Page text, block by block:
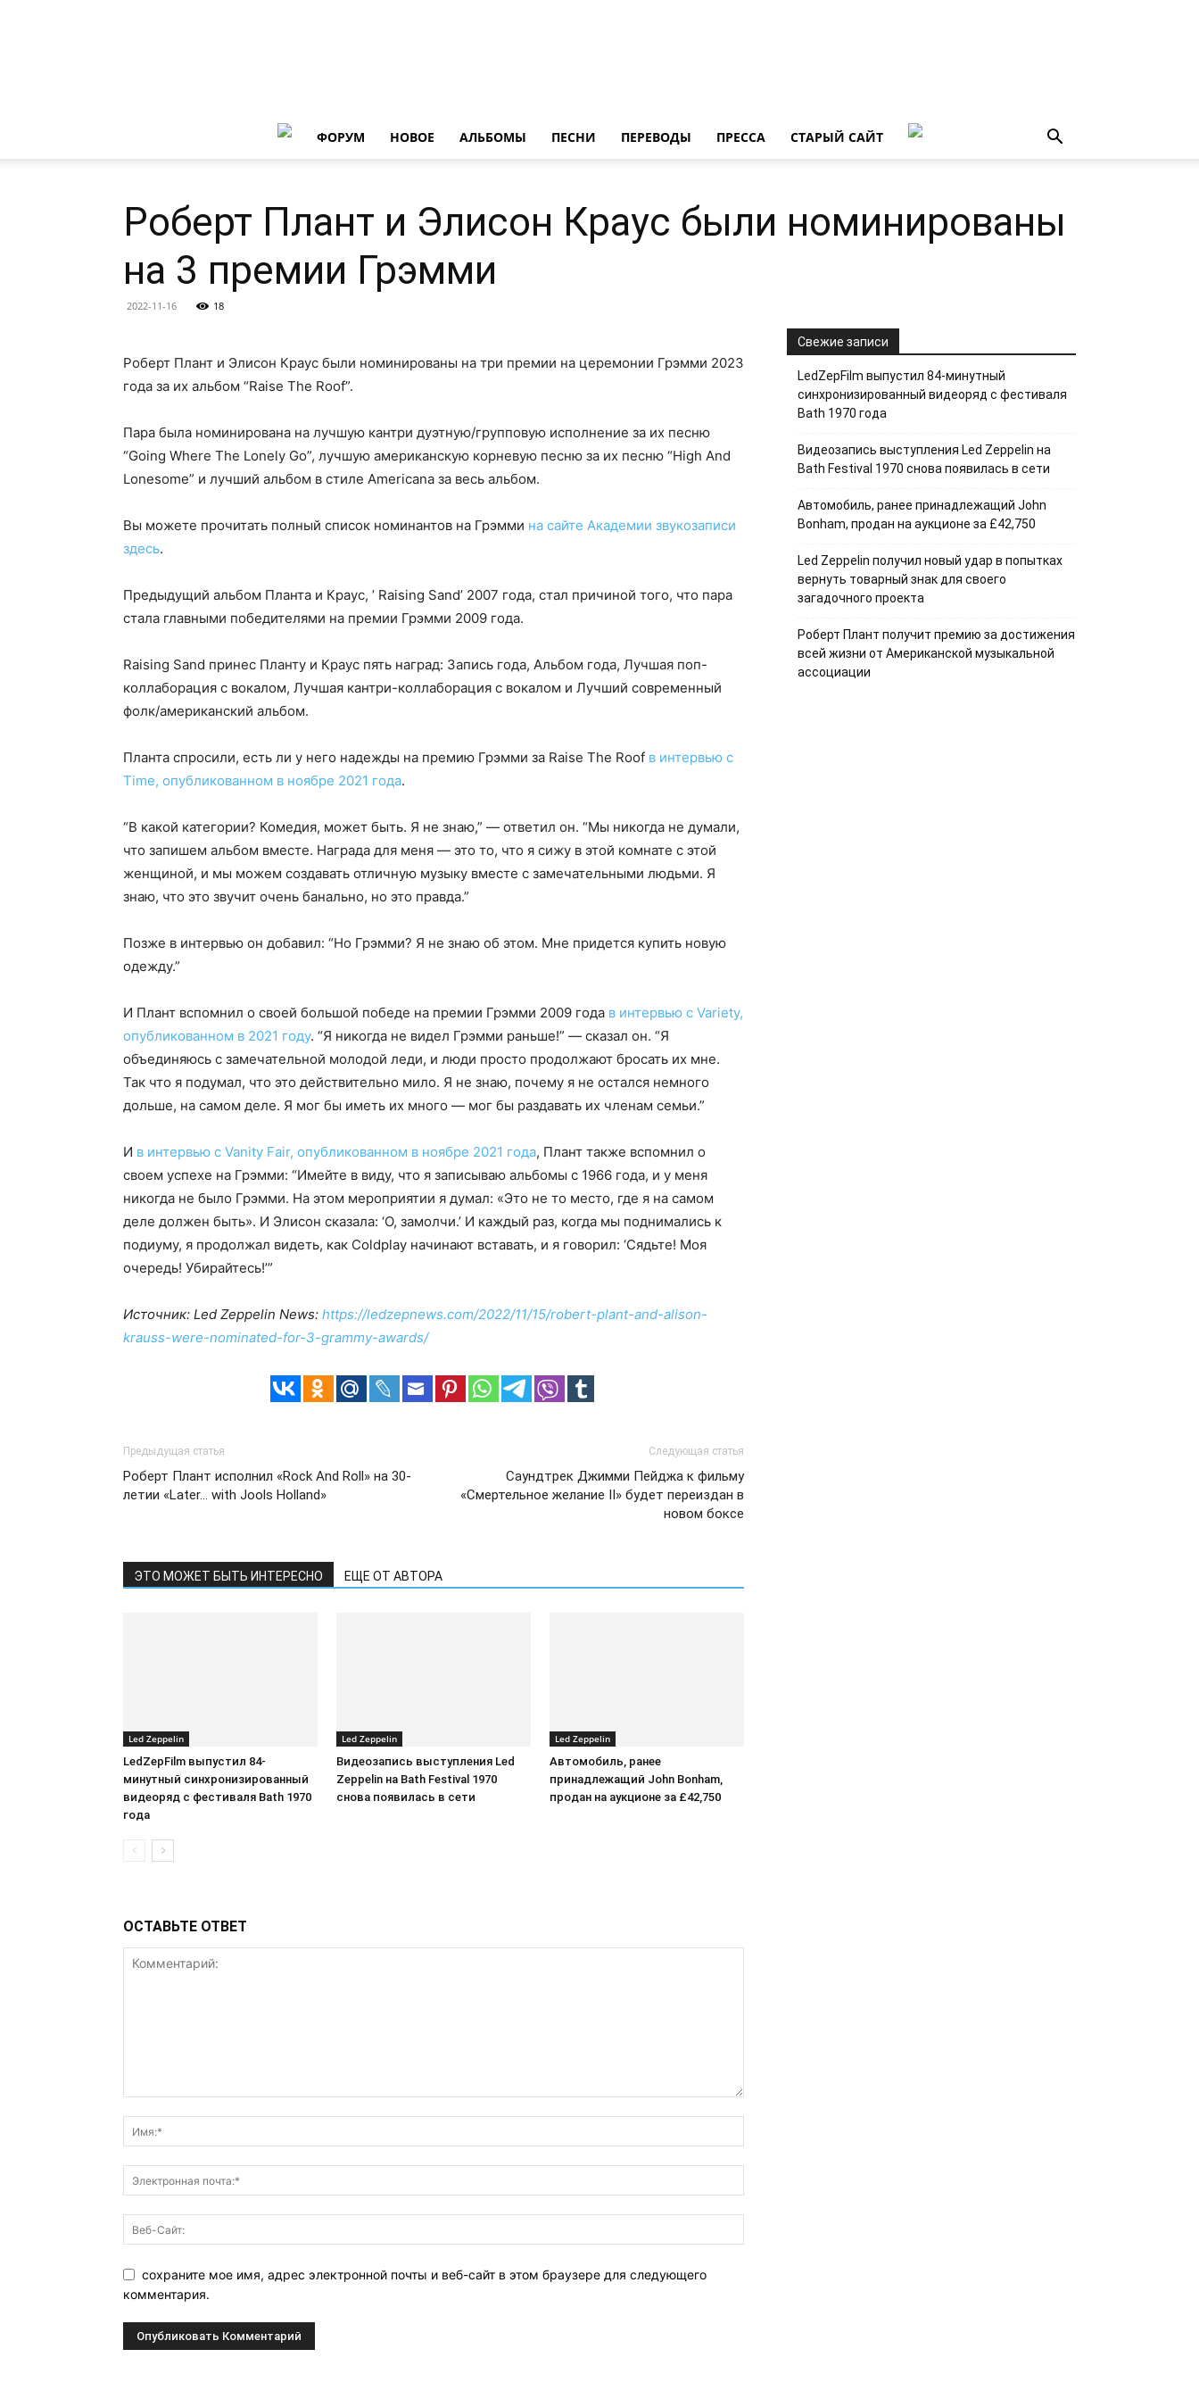
ФОРУМ НОВОE АЛЬБОМЫ ПЕСНИ ПЕРЕВОДЫ ПРЕССА СТАРЫЙ САЙТ
Роберт Плант и Элисон Краус были номинированы
на 3 премии Грэмми
2022-11-16 18
Роберт Плант и Элисон Краус были номинированы на три премии на церемонии Грэмми 2023
года за их альбом “Raise The Roof”.
Пара была номинирована на лучшую кантри дуэтную/групповую исполнение за их песню
“Going Where The Lonely Go”, лучшую американскую корневую песню за их песню “High And
Lonesome” и лучший альбом в стиле Americana за весь альбом.
Вы можете прочитать полный список номинантов на Грэмми на сайте Академии звукозаписи
здесь.
Предыдущий альбом Планта и Краус, ’ Raising Sand’ 2007 года, стал причиной того, что пара
стала главными победителями на премии Грэмми 2009 года.
Raising Sand принес Планту и Краус пять наград: Запись года, Альбом года, Лучшая поп-
коллаборация с вокалом, Лучшая кантри-коллаборация с вокалом и Лучший современный
фолк/американский альбом.
Планта спросили, есть ли у него надежды на премию Грэмми за Raise The Roof в интервью с
Time, опубликованном в ноябре 2021 года.
“В какой категории? Комедия, может быть. Я не знаю,” — ответил он. “Мы никогда не думали,
что запишем альбом вместе. Награда для меня — это то, что я сижу в этой комнате с этой
женщиной, и мы можем создавать отличную музыку вместе с замечательными людьми. Я
знаю, что это звучит очень банально, но это правда.”
Позже в интервью он добавил: “Но Грэмми? Я не знаю об этом. Мне придется купить новую
одежду.”
И Плант вспомнил о своей большой победе на премии Грэмми 2009 года в интервью с Variety,
опубликованном в 2021 году. “Я никогда не видел Грэмми раньше!” — сказал он. “Я
объединяюсь с замечательной молодой леди, и люди просто продолжают бросать их мне.
Так что я подумал, что это действительно мило. Я не знаю, почему я не остался немного
дольше, на самом деле. Я мог бы иметь их много — мог бы раздавать их членам семьи.”
И в интервью с Vanity Fair, опубликованном в ноябре 2021 года, Плант также вспомнил о
своем успехе на Грэмми: “Имейте в виду, что я записываю альбомы с 1966 года, и у меня
никогда не было Грэмми. На этом мероприятии я думал: «Это не то место, где я на самом
деле должен быть». И Элисон сказала: ‘О, замолчи.’ И каждый раз, когда мы поднимались к
подиуму, я продолжал видеть, как Coldplay начинают вставать, и я говорил: ‘Сядьте! Моя
очередь! Убирайтесь!’”
Источник: Led Zeppelin News: https://ledzepnews.com/2022/11/15/robert-plant-and-alison-
krauss-were-nominated-for-3-grammy-awards/
Предыдущая статья
Роберт Плант исполнил «Rock And Roll» на 30-
летии «Later… with Jools Holland»
Следующая статья
Саундтрек Джимми Пейджа к фильму
«Смертельное желание II» будет переиздан в
новом боксе
ЭТО МОЖЕТ БЫТЬ ИНТЕРЕСНО ЕЩЕ ОТ АВТОРА
Led Zeppelin
LedZepFilm выпустил 84-
минутный синхронизированный
видеоряд с фестиваля Bath 1970
года
Led Zeppelin
Видеозапись выступления Led
Zeppelin на Bath Festival 1970
снова появилась в сети
Led Zeppelin
Автомобиль, ранее
принадлежащий John Bonham,
продан на аукционе за £42,750
ОСТАВЬТЕ ОТВЕТ
сохраните мое имя, адрес электронной почты и веб-сайт в этом браузере для следующего
комментария.
Свежие записи
LedZepFilm выпустил 84-минутный
синхронизированный видеоряд с фестиваля
Bath 1970 года
Видеозапись выступления Led Zeppelin на
Bath Festival 1970 снова появилась в сети
Автомобиль, ранее принадлежащий John
Bonham, продан на аукционе за £42,750
Led Zeppelin получил новый удар в попытках
вернуть товарный знак для своего
загадочного проекта
Роберт Плант получит премию за достижения
всей жизни от Американской музыкальной
ассоциации